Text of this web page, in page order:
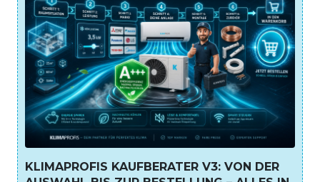
KLIMAPROFIS KAUFBERATER V3: VON DER